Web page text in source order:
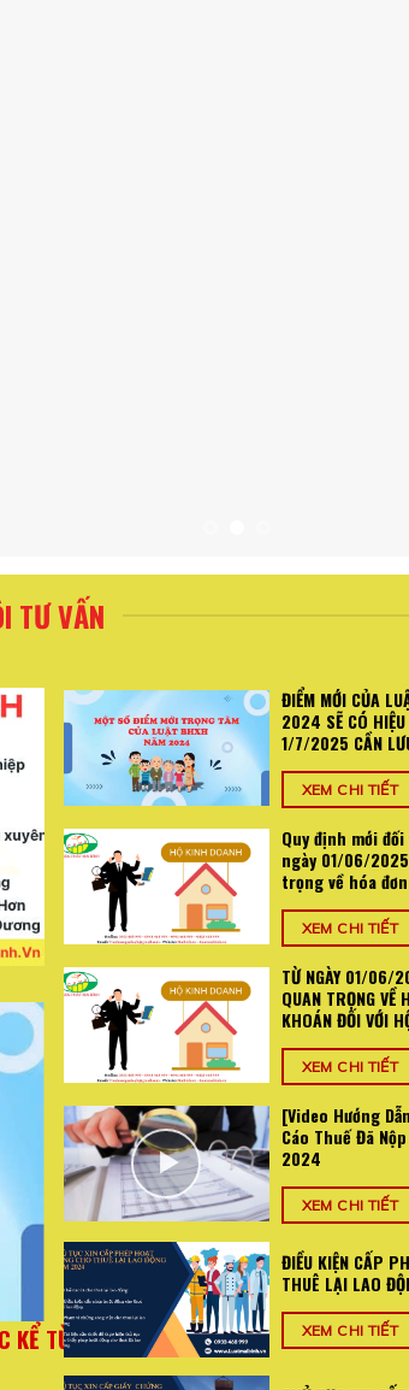
TƯ VẤN
Những
TỪ NGÀY 01/06/2025: NHIỀU
VÀ THUẾ KHOÁN ĐỐI
ĐIỂM MỚI CỦA
2024 SẼ CÓ HIỆU
1/7/2025 CẦN
XEM CHI TIẾT
Quy định mới
ngày 01/06/
trọng về hóa
XEM CHI TIẾT
TỪ NGÀY 01/06/
QUAN TRỌNG VỀ
KHOÁN ĐỐI VỚI
XEM CHI TIẾT
[Video Hướng
Cáo Thuế Đã
2024
XEM CHI TIẾT
ĐIỀU KIỆN CẤP
THUÊ LẠI LAO
XEM CHI TIẾT